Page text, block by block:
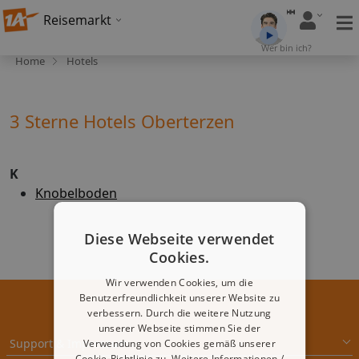
Reisemarkt
Wer bin ich?
Home Hotels
3 Sterne Hotels Oberterzen
K
Knobelboden
Support & Impressum
Diese Webseite verwendet
Cookies.
Wir verwenden Cookies, um die
Benutzerfreundlichkeit unserer Website zu
verbessern. Durch die weitere Nutzung
unserer Webseite stimmen Sie der
Verwendung von Cookies gemäß unserer